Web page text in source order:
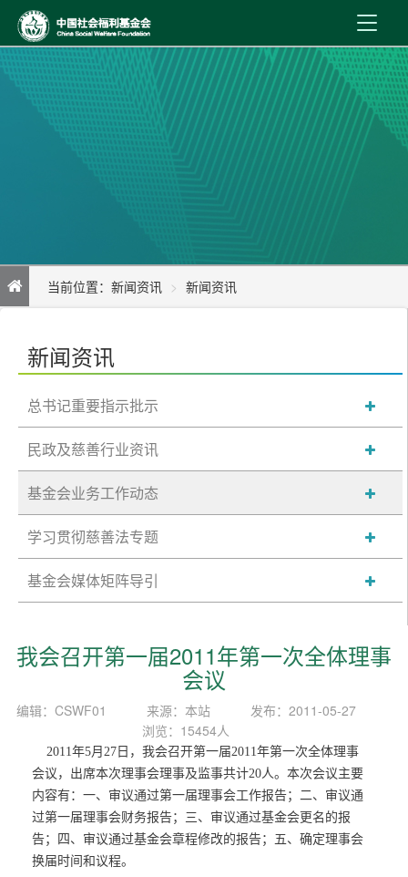
首 页
新闻资讯
机构介绍
当前位置： 新闻资讯 新闻资讯
新闻资讯
总书记重要指示批示
民政及慈善行业资讯
基金会业务工作动态
学习贯彻慈善法专题
基金会媒体矩阵导引
我会召开第一届2011年第一次全体理事
会议
编辑：CSWF01 来源：本站
发布：2011-05-27
浏览：15454人
2011年5月 27 日，我会召开第一届2011年第一次全体理事
会议，出席本次理事会理事及监事共计20人。本次会议主要
内容有：一、审议通过第一届理事会工作报告；二、审议通
过第一届理事会财务报告；三、审议通过基金会更名的报
告；四、审议通过基金会章程修改的报告；五、确定理事会
换届时间和议程。